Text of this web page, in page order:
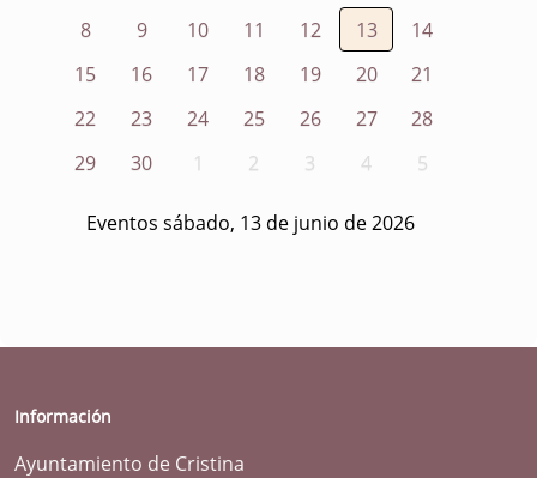
8
9 10 11 12 13
14
15
16 17 18 19 20
21
22
23 24 25 26 27
28
29
30 1 2 3 4 5
Eventos sábado, 13 de junio de 2026
Información
Ayuntamiento de Cristina